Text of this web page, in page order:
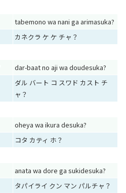
tabemono wa nani ga arimasuka?
カネクラ ケ ケ チャ？
dar-baat no aji wa doudesuka?
ダル バート コ スワド カスト チ
ャ？
oheya wa ikura desuka?
コタ カティ ホ？
anata wa dore ga sukidesuka?
タパイライ クン マン パルチャ？